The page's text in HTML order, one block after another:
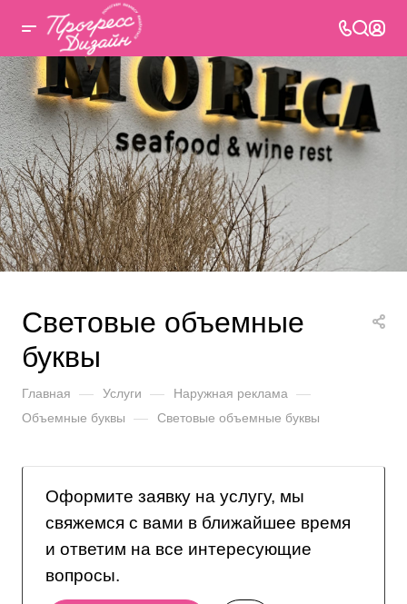
Световые объемные
буквы
Главная — Услуги — Наружная реклама —
Объемные буквы — Световые объемные буквы
Оформите заявку на услугу, мы
свяжемся с вами в ближайшее время
и ответим на все интересующие
вопросы.